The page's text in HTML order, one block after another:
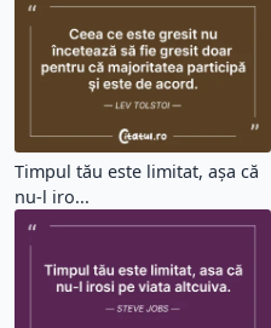
Timpul tău este limitat, așa că
nu-l iro...